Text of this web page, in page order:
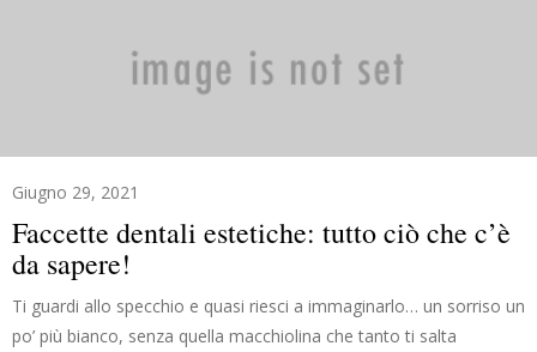
Giugno 29, 2021
Faccette dentali estetiche: tutto ciò che c’è
da sapere!
Ti guardi allo specchio e quasi riesci a immaginarlo… un sorriso un
po’ più bianco, senza quella macchiolina che tanto ti salta